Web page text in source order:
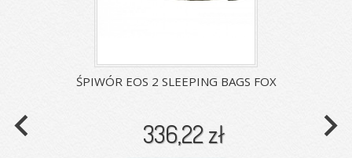
ŚPIWÓR EOS 2 SLEEPING BAGS FOX
336,22 zł
navigate_before navigate_next